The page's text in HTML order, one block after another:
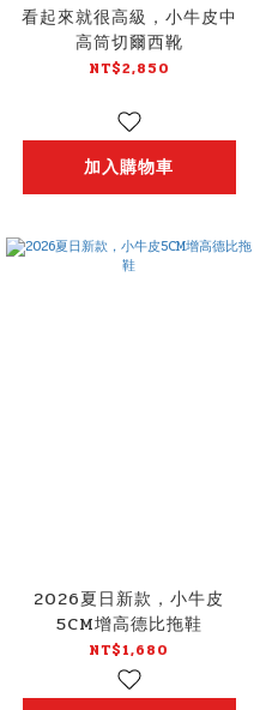
看起來就很高級，小牛皮中
高筒切爾西靴
NT$2,850
加入購物車
2026夏日新款，小牛皮
5CM增高德比拖鞋
NT$1,680